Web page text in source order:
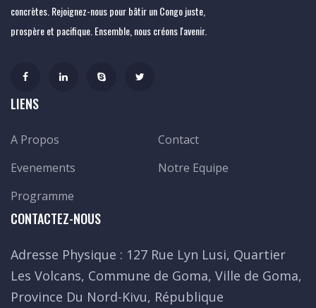
concrètes. Rejoignez-nous pour bâtir un Congo juste,
prospère et pacifique. Ensemble, nous créons l'avenir.
LIENS
A Propos
Contact
Evenements
Notre Equipe
Programme
CONTACTEZ-NOUS
Adresse Physique : 127 Rue Lyn Lusi, Quartier
Les Volcans, Commune de Goma, Ville de Goma,
Province Du Nord-Kivu, République